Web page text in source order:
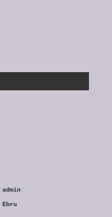
admin
Ebru